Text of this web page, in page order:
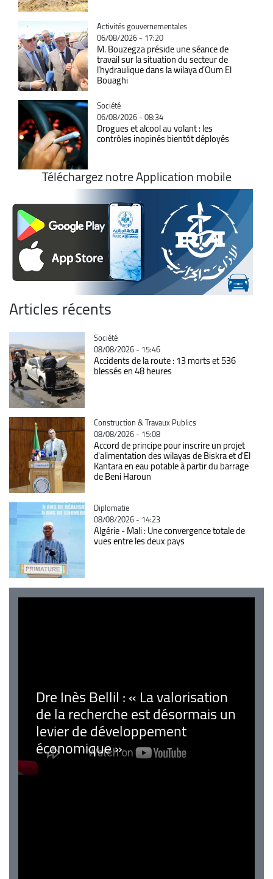
Catégorie
Activités gouvernementales
06/08/2026 - 17:20
M. Bouzegza préside une séance de
travail sur la situation du secteur de
l’hydraulique dans la wilaya d’Oum El
Bouaghi
Catégorie
Société
06/08/2026 - 08:34
Drogues et alcool au volant : les
contrôles inopinés bientôt déployés
Téléchargez notre Application mobile
Articles récents
Catégorie
Société
08/08/2026 - 15:46
Accidents de la route : 13 morts et 536
blessés en 48 heures
Catégorie
Construction & Travaux Publics
08/08/2026 - 15:08
Accord de principe pour inscrire un projet
d'alimentation des wilayas de Biskra et d'El
Kantara en eau potable à partir du barrage
de Beni Haroun
Catégorie
Diplomatie
08/08/2026 - 14:23
Algérie - Mali : Une convergence totale de
vues entre les deux pays
Dre Inès Bellil : « La valorisation
de la recherche est désormais un
levier de développement
économique »